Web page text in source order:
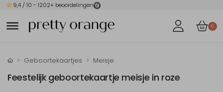
9,4 / 10 - 1202+ beoordelingen
0
Geboortekaartjes Meisje
Feestelijk geboortekaartje meisje in roze